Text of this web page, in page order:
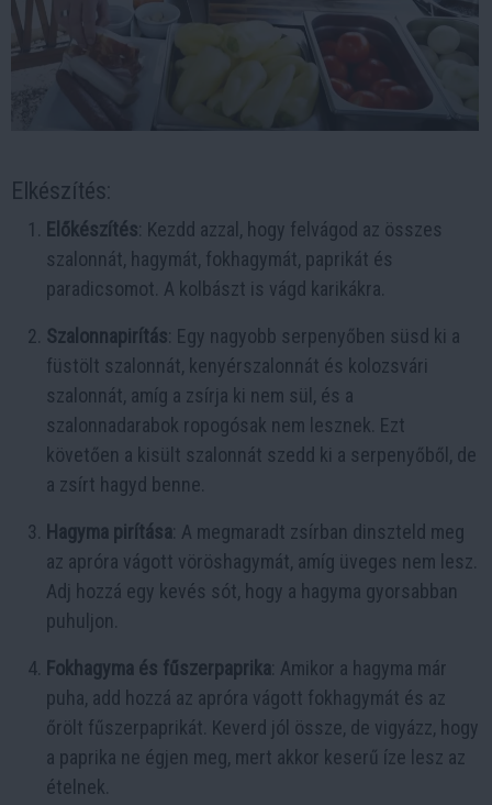
Elkészítés:
Előkészítés : Kezdd azzal, hogy felvágod az összes
szalonnát, hagymát, fokhagymát, paprikát és
paradicsomot. A kolbászt is vágd karikákra.
Szalonnapirítás : Egy nagyobb serpenyőben süsd ki a
füstölt szalonnát, kenyérszalonnát és kolozsvári
szalonnát, amíg a zsírja ki nem sül, és a
szalonnadarabok ropogósak nem lesznek. Ezt
követően a kisült szalonnát szedd ki a serpenyőből, de
a zsírt hagyd benne.
Hagyma pirítása : A megmaradt zsírban dinszteld meg
az apróra vágott vöröshagymát, amíg üveges nem lesz.
Adj hozzá egy kevés sót, hogy a hagyma gyorsabban
puhuljon.
Fokhagyma és fűszerpaprika : Amikor a hagyma már
puha, add hozzá az apróra vágott fokhagymát és az
őrölt fűszerpaprikát. Keverd jól össze, de vigyázz, hogy
a paprika ne égjen meg, mert akkor keserű íze lesz az
ételnek.